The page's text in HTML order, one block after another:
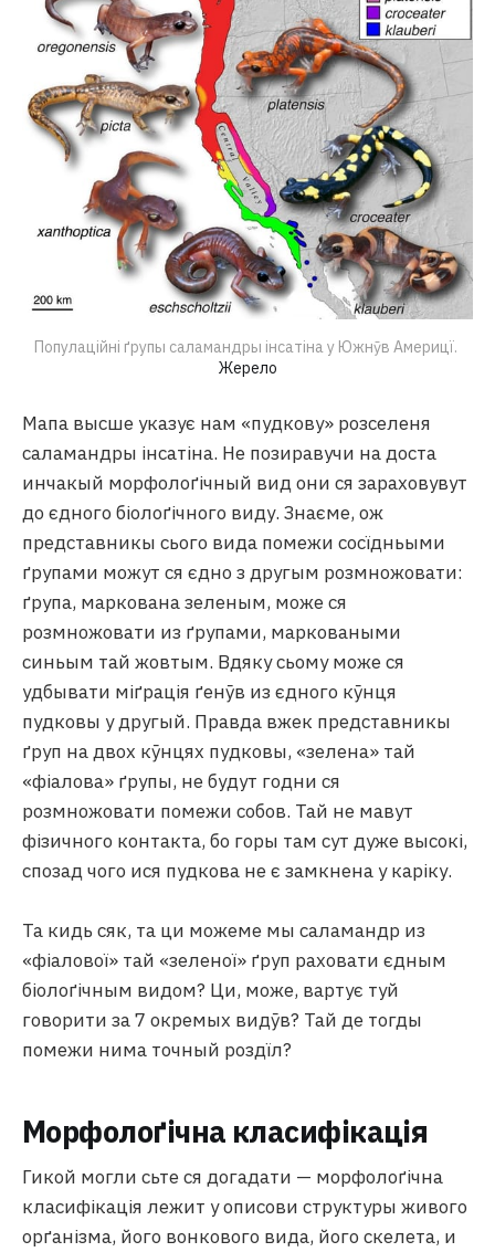
Жерело
Мапа высше указує нам «пудкову» розселеня
саламандры інсатіна. Не позиравучи на доста
инчакый морфолоґічный вид они ся зараховувут
до єдного біолоґічного виду. Знаєме, ож
представникы сього вида помежи сосїдньыми
ґрупами можут ся єдно з другым розмножовати:
ґрупа, маркована зеленым, може ся
розмножовати из ґрупами, марковаными
синьым тай жовтым. Вдяку сьому може ся
удбывати міґрація ґенӯв из єдного кӯнця
пудковы у другый. Правда вжек представникы
ґруп на двох кӯнцях пудковы, «зелена» тай
«фіалова» ґрупы, не будут годни ся
розмножовати помежи собов. Тай не мавут
фізичного контакта, бо горы там сут дуже высокі,
спозад чого ися пудкова не є замкнена у каріку.
Та кидь сяк, та ци можеме мы саламандр из
«фіалової» тай «зеленої» ґруп раховати єдным
біолоґічным видом? Ци, може, вартує туй
говорити за 7 окремых видӯв? Тай де тогды
помежи нима точный роздїл?
Морфолоґічна класифікація
Гикой могли сьте ся догадати — морфолоґічна
класифікація лежит у описови структуры живого
орґанізма, його вонкового вида, його скелета, и